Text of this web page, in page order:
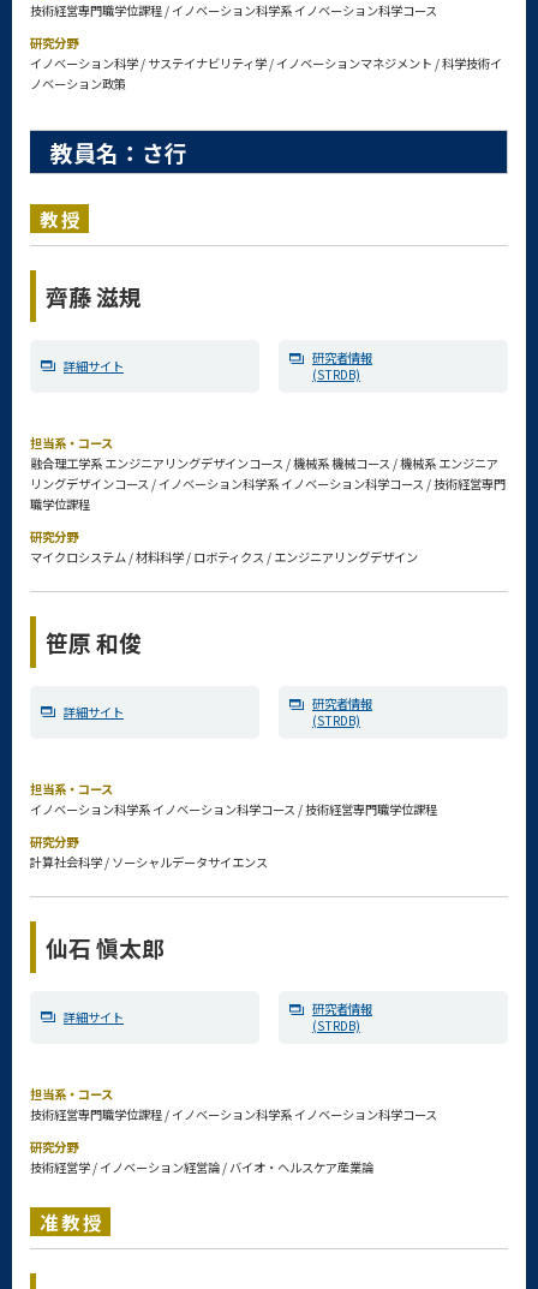
技術経営専門職学位課程 / イノベーション科学系 イノベーション科学コース
研究分野
イノベーション科学 / サステイナビリティ学 / イノベーションマネジメント / 科学技術イ
ノベーション政策
教員名：さ行
教授
齊藤 滋規
詳細サイト
研究者情報
(STRDB)
担当系・コース
融合理工学系 エンジニアリングデザインコース / 機械系 機械コース / 機械系 エンジニア
リングデザインコース / イノベーション科学系 イノベーション科学コース / 技術経営専門
職学位課程
研究分野
マイクロシステム / 材料科学 / ロボティクス / エンジニアリングデザイン
笹原 和俊
詳細サイト
研究者情報
(STRDB)
担当系・コース
イノベーション科学系 イノベーション科学コース / 技術経営専門職学位課程
研究分野
計算社会科学 / ソーシャルデータサイエンス
仙石 愼太郎
詳細サイト
研究者情報
(STRDB)
担当系・コース
技術経営専門職学位課程 / イノベーション科学系 イノベーション科学コース
研究分野
技術経営学 / イノベーション経営論 / バイオ・ヘルスケア産業論
准教授